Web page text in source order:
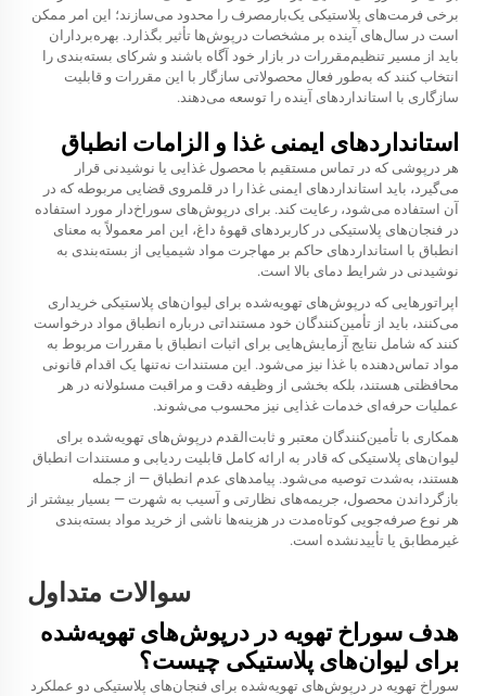
برخی فرمت‌های پلاستیکی یک‌بارمصرف را محدود می‌سازند؛ این امر ممکن
است در سال‌های آینده بر مشخصات درپوش‌ها تأثیر بگذارد. بهره‌برداران
باید از مسیر تنظیم‌مقررات در بازار خود آگاه باشند و شرکای بسته‌بندی را
انتخاب کنند که به‌طور فعال محصولاتی سازگار با این مقررات و قابلیت
سازگاری با استانداردهای آینده را توسعه می‌دهند.
استانداردهای ایمنی غذا و الزامات انطباق
هر درپوشی که در تماس مستقیم با محصول غذایی یا نوشیدنی قرار
می‌گیرد، باید استانداردهای ایمنی غذا را در قلمروی قضایی مربوطه که در
آن استفاده می‌شود، رعایت کند. برای درپوش‌های سوراخ‌دار مورد استفاده
در فنجان‌های پلاستیکی در کاربردهای قهوهٔ داغ، این امر معمولاً به معنای
انطباق با استانداردهای حاکم بر مهاجرت مواد شیمیایی از بسته‌بندی به
نوشیدنی در شرایط دمای بالا است.
اپراتورهایی که درپوش‌های تهویه‌شده برای لیوان‌های پلاستیکی خریداری
می‌کنند، باید از تأمین‌کنندگان خود مستنداتی درباره انطباق مواد درخواست
کنند که شامل نتایج آزمایش‌هایی برای اثبات انطباق با مقررات مربوط به
مواد تماس‌دهنده با غذا نیز می‌شود. این مستندات نه‌تنها یک اقدام قانونی
محافظتی هستند، بلکه بخشی از وظیفه دقت و مراقبت مسئولانه در هر
عملیات حرفه‌ای خدمات غذایی نیز محسوب می‌شوند.
همکاری با تأمین‌کنندگان معتبر و ثابت‌القدم درپوش‌های تهویه‌شده برای
لیوان‌های پلاستیکی که قادر به ارائه کامل قابلیت ردیابی و مستندات انطباق
هستند، به‌شدت توصیه می‌شود. پیامدهای عدم انطباق — از جمله
بازگرداندن محصول، جریمه‌های نظارتی و آسیب به شهرت — بسیار بیشتر از
هر نوع صرفه‌جویی کوتاه‌مدت در هزینه‌ها ناشی از خرید مواد بسته‌بندی
غیرمطابق یا تأییدنشده است.
سوالات متداول
هدف سوراخ تهویه در درپوش‌های تهویه‌شده
برای لیوان‌های پلاستیکی چیست؟
سوراخ تهویه در درپوش‌های تهویه‌شده برای فنجان‌های پلاستیکی دو عملکرد